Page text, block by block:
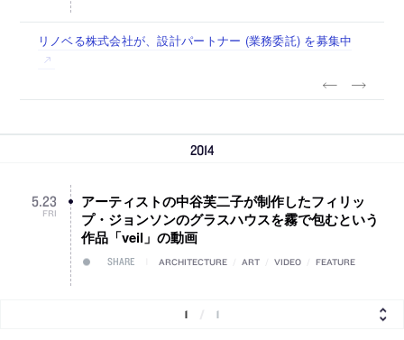
佐々木慧が主宰する「axonometric株式会社」が、設計スタ
ッフ（経験者・既卒・2027年新卒）を募集中
古民家を軸に全国で“価値循環の仕組み”を作り、リモートワ
ーク主体の働き方を実践する「株式会社つぎと」が、設計ス
リノベる株式会社が、設計パートナー (業務委託) を募集中
社会への影響力のある建築を手掛け、スタッフ同士で助け合
う環境づくりも行う「E.A.S.T.architects」が、設計スタッフ
代官山を拠点に活動する「梅澤竜也 / ALA INC.」が、設計ス
タッフ・アルバイト・事務職を募集中
2014
5.23
FRI
アーティストの中谷芙二子が制作したフィリッ
プ・ジョンソンのグラスハウスを霧で包むという
作品「veil」の動画
SHARE ARCHITECTURE ART VIDEO FEATURE
1 1